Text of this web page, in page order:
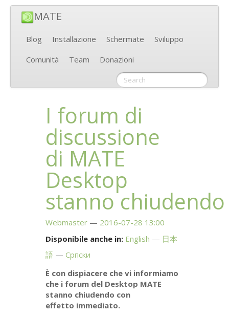
MATE
Blog Installazione Schermate
Sviluppo
Comunità
Team Donazioni
I forum di
discussione
di MATE
Desktop
stanno chiudendo
Webmaster
2016-07-28 13:00
Disponibile anche in: English
日本
語
Српски
È con dispiacere che vi informiamo
che i forum del Desktop MATE
stanno chiudendo con
effetto immediato.